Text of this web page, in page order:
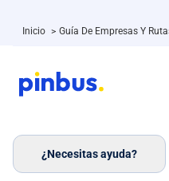
Inicio > Guía De Empresas Y
¿Necesitas ayuda?